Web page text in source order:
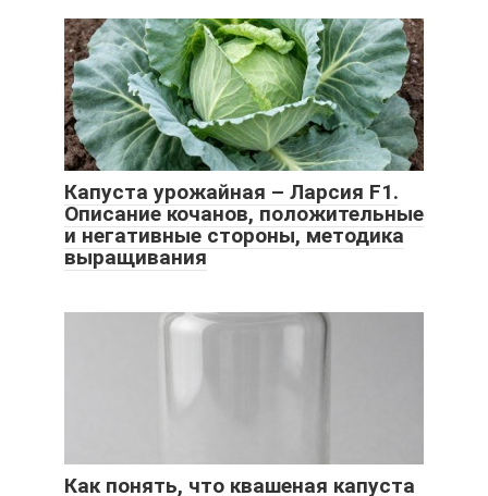
Капуста урожайная – Ларсия F1.
Описание кочанов, положительные
и негативные стороны, методика
выращивания
Как понять, что квашеная капуста